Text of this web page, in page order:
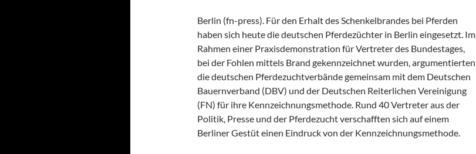
Berlin (fn-press). Für den Erhalt des Schenkelbrandes bei Pferden
haben sich heute die deutschen Pferdezüchter in Berlin eingesetzt. Im
Rahmen einer Praxisdemonstration für Vertreter des Bundestages,
bei der Fohlen mittels Brand gekennzeichnet wurden, argumentierten
die deutschen Pferdezuchtverbände gemeinsam mit dem Deutschen
Bauernverband (DBV) und der Deutschen Reiterlichen Vereinigung
(FN) für ihre Kennzeichnungsmethode. Rund 40 Vertreter aus der
Politik, Presse und der Pferdezucht verschafften sich auf einem
Berliner Gestüt einen Eindruck von der Kennzeichnungsmethode.